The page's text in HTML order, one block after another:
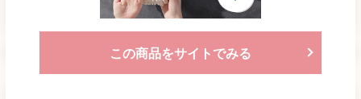
この商品をサイトでみる